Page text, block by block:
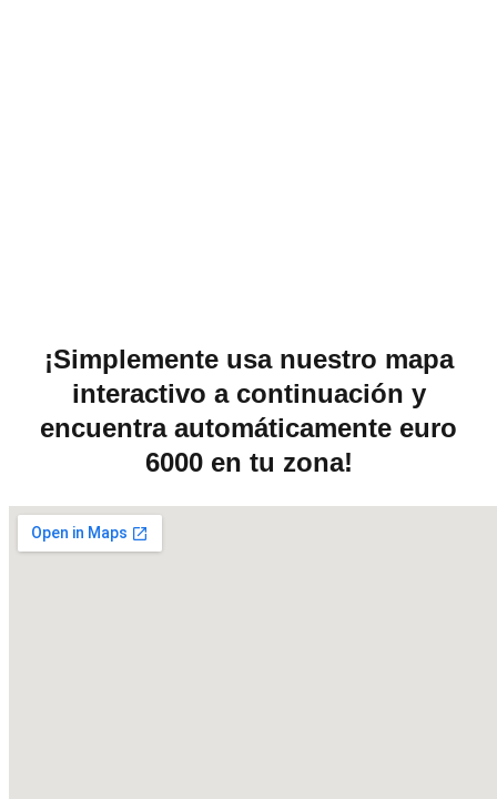
¡Simplemente usa nuestro mapa
interactivo a continuación y
encuentra automáticamente euro
6000 en tu zona!